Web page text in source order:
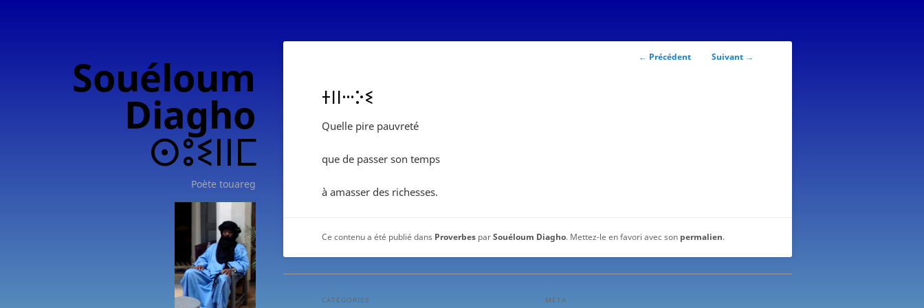
Souéloum
Diagho
ⵙⵓⵉⵏⵏⵎ
Poète touareg
Navigation
← Précédent Suivant →
ⵜⵏⵏⵈⴾⵉ
Quelle pire pauvreté
que de passer son temps
à amasser des richesses.
Ce contenu a été publié dans Proverbes parSouéloum Diagho. Mettez-le en favori avec son permalien.
CATÉGORIES MÉTA